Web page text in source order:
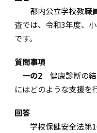
都内公立学校教職
査では、令和3年度、
です。
質問事項
一の2 健康診断の
にはどのような支援を
回答
学校保健安全法第